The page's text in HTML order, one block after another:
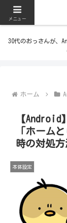
30代のおっさんが、
ホーム
【Android
「ホーム
時の対処方
本体設定
メニュー